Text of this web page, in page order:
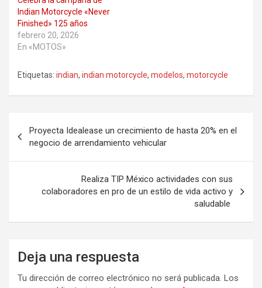
Indian Motorcycle «Never
Finished» 125 años
febrero 20, 2026
En «MOTOS»
Etiquetas: indian, indian motorcycle, modelos, motorcycle
de
entradas
Proyecta Idealease un crecimiento de hasta 20% en el
negocio de arrendamiento vehicular
Realiza TIP México actividades con sus
colaboradores en pro de un estilo de vida activo y
saludable
Deja una respuesta
Tu dirección de correo electrónico no será publicada. Los